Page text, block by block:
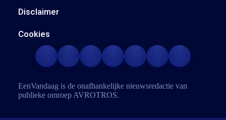
Disclaimer
Cookies
EenVandaag is de onafhankelijke nieuwsredactie van
publieke omroep AVROTROS.